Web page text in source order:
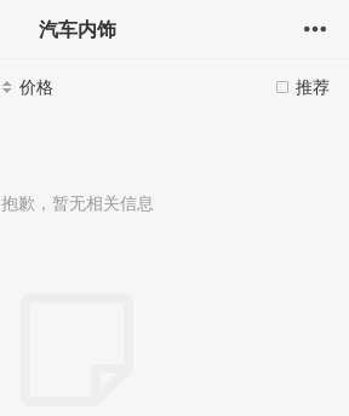
汽车内饰
推荐
价格
抱歉，暂无相关信息